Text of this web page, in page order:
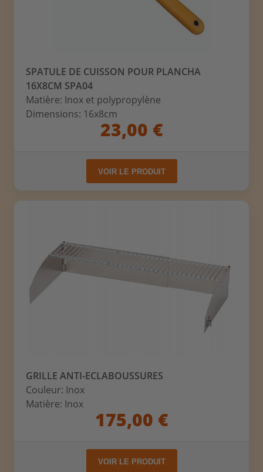
SPATULE DE CUISSON POUR PLANCHA
16X8CM SPA04
Matière: Inox et polypropylène
Dimensions: 16x8cm
23,00 €
VOIR LE PRODUIT
GRILLE ANTI-ECLABOUSSURES
Couleur: Inox
Matière: Inox
175,00 €
VOIR LE PRODUIT